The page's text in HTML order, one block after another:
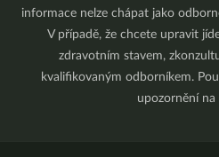
informace nelze chápat jako
V případě, že chcete upravit
zdravotním stavem,
kvalifikovaným odborníkem.
upozornění na